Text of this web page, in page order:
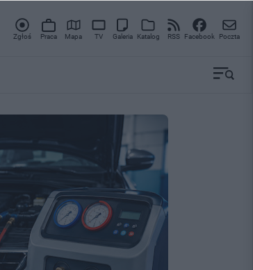
Zgłoś Praca Mapa TV Galeria Katalog RSS Facebook Poczta